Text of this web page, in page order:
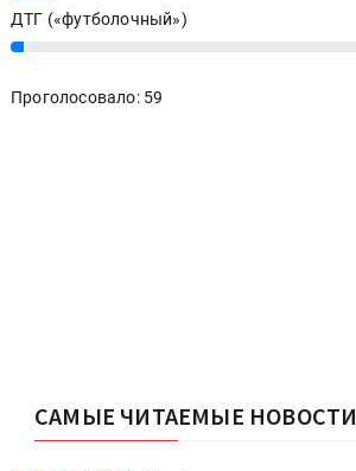
ДТГ («футболочный»)
3%
Проголосовало: 59
САМЫЕ ЧИТАЕМЫЕ НОВОСТИ